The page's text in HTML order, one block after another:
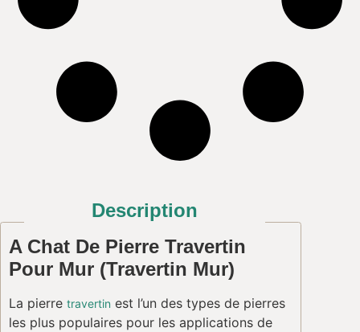
Description
A Chat De Pierre Travertin
Pour Mur (Travertin Mur)
La pierre travertin est l’un des types de pierres
les plus populaires pour les applications de